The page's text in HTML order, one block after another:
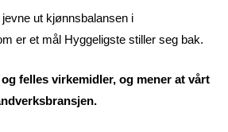
ut kjønnsbalansen i
er et mål Hyggeligste stiller seg bak.
felles virkemidler, og mener at vårt